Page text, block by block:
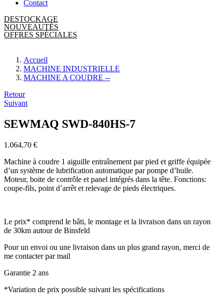
Contact
DESTOCKAGE
NOUVEAUTÉS
OFFRES SPÉCIALES
Accueil
MACHINE INDUSTRIELLE
MACHINE A COUDRE --
Navigation
de
l’article
Retour
Suivant
SEWMAQ SWD-840HS-7
1.064,70 €
Machine à coudre 1 aiguille entraînement par pied et griffe équipée
d’un système de lubrification automatique par pompe d’huile.
Moteur, boite de contrôle et panel intégrés dans la tête. Fonctions:
coupe-fils, point d’arrêt et relevage de pieds électriques.
Le prix* comprend le bâti, le montage et la livraison dans un rayon
de 30km autour de Binsfeld
Pour un envoi ou une livraison dans un plus grand rayon, merci de
me contacter par mail
Garantie 2 ans
*Variation de prix possible suivant les spécifications